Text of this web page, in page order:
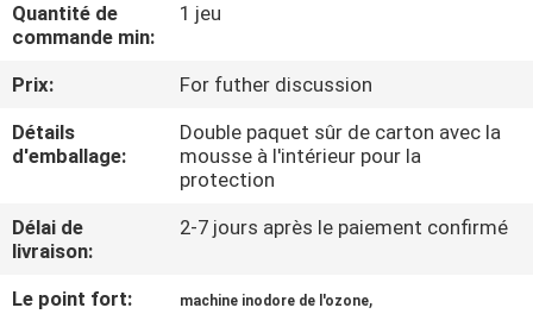
CONTRÔLE
DE
QUALITÉ
CONTACTEZ-
NOUS
NOUVELLES
Quantité de
commande min:
1 jeu
Prix:
For futher discussion
Détails
d'emballage:
Double paquet sûr de carton avec la
mousse à l'intérieur pour la
protection
Délai de
livraison:
2-7 jours après le paiement confirmé
Le point fort: machine inodore de l'ozone,